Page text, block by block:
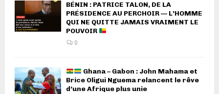
BÉNIN : PATRICE TALON, DE LA
PRÉSIDENCE AU PERCHOIR — L’HOMME
QUI NE QUITTE JAMAIS VRAIMENT LE
POUVOIR
0
Ghana – Gabon : John Mahama et
Brice Oligui Nguema relancent le rêve
d’une Afrique plus unie